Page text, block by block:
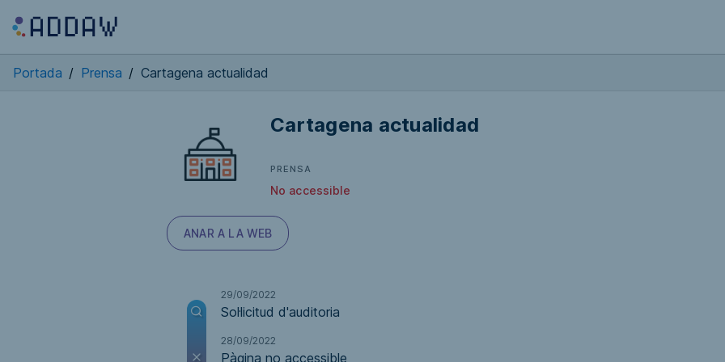
Portada / Prensa / Cartagena actualidad
Cartagena actualidad
PRENSA
No accessible
ANAR A LA WEB
29/09/2022
Sol·licitud d'auditoria
28/09/2022
Pàgina no accessible